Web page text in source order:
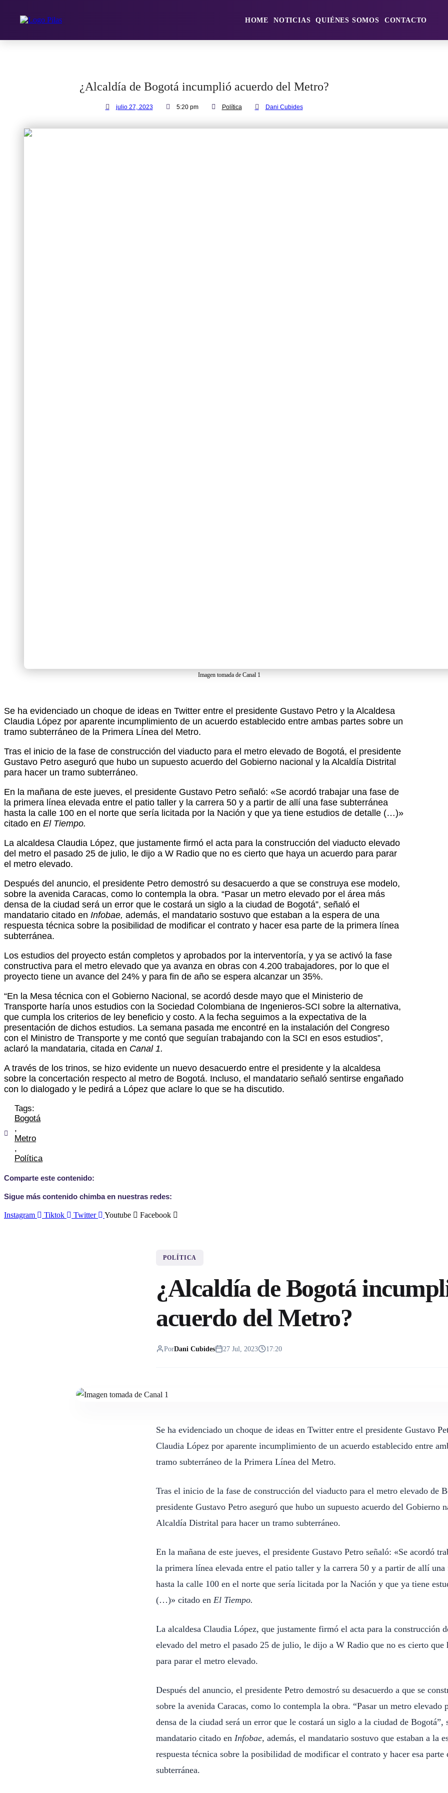
HOME NOTICIAS QUIÉNES SOMOS CONTACTO
¿Alcaldía de Bogotá incumplió acuerdo del Metro?
julio 27, 2023 5:20 pm Política Dani Cubides
Imagen tomada de Canal 1
Se ha evidenciado un choque de ideas en Twitter entre el presidente Gustavo Petro y la Alcaldesa
Claudia López por aparente incumplimiento de un acuerdo establecido entre ambas partes sobre un
tramo subterráneo de la Primera Línea del Metro.
Tras el inicio de la fase de construcción del viaducto para el metro elevado de Bogotá, el presidente
Gustavo Petro aseguró que hubo un supuesto acuerdo del Gobierno nacional y la Alcaldía Distrital
para hacer un tramo subterráneo.
En la mañana de este jueves, el presidente Gustavo Petro señaló: «Se acordó trabajar una fase de
la primera línea elevada entre el patio taller y la carrera 50 y a partir de allí una fase subterránea
hasta la calle 100 en el norte que sería licitada por la Nación y que ya tiene estudios de detalle (…)»
citado en El Tiempo.
La alcaldesa Claudia López, que justamente firmó el acta para la construcción del viaducto elevado
del metro el pasado 25 de julio, le dijo a W Radio que no es cierto que haya un acuerdo para parar
el metro elevado.
Después del anuncio, el presidente Petro demostró su desacuerdo a que se construya ese modelo,
sobre la avenida Caracas, como lo contempla la obra. “Pasar un metro elevado por el área más
densa de la ciudad será un error que le costará un siglo a la ciudad de Bogotá”, señaló el
mandatario citado en Infobae, además, el mandatario sostuvo que estaban a la espera de una
respuesta técnica sobre la posibilidad de modificar el contrato y hacer esa parte de la primera línea
subterránea.
Los estudios del proyecto están completos y aprobados por la interventoría, y ya se activó la fase
constructiva para el metro elevado que ya avanza en obras con 4.200 trabajadores, por lo que el
proyecto tiene un avance del 24% y para fin de año se espera alcanzar un 35%.
“En la Mesa técnica con el Gobierno Nacional, se acordó desde mayo que el Ministerio de
Transporte haría unos estudios con la Sociedad Colombiana de Ingenieros-SCI sobre la alternativa,
que cumpla los criterios de ley beneficio y costo. A la fecha seguimos a la expectativa de la
presentación de dichos estudios. La semana pasada me encontré en la instalación del Congreso
con el Ministro de Transporte y me contó que seguían trabajando con la SCI en esos estudios”,
aclaró la mandataria, citada en Canal 1.
A través de los trinos, se hizo evidente un nuevo desacuerdo entre el presidente y la alcaldesa
sobre la concertación respecto al metro de Bogotá. Incluso, el mandatario señaló sentirse engañado
con lo dialogado y le pedirá a López que aclare lo que se ha discutido.
Tags:
Bogotá
,
Metro
,
Política
Comparte este contenido:
Sigue más contenido chimba en nuestras redes:
Instagram Tiktok Twitter Youtube Facebook
POLÍTICA
¿Alcaldía de Bogotá
acuerdo del Metro?
PorDani Cubides 27 Jul, 2023 17:20
Se ha evidenciado un choque de ideas en Twitter entre el presidente Gustavo
Claudia López por aparente incumplimiento de un acuerdo establecido entre
tramo subterráneo de la Primera Línea del Metro.
Tras el inicio de la fase de construcción del viaducto para el metro elevado de
presidente Gustavo Petro aseguró que hubo un supuesto acuerdo del Gobierno
Alcaldía Distrital para hacer un tramo subterráneo.
En la mañana de este jueves, el presidente Gustavo Petro señaló: «Se acordó
la primera línea elevada entre el patio taller y la carrera 50 y a partir de allí una
hasta la calle 100 en el norte que sería licitada por la Nación y que ya tiene
(…)» citado en El Tiempo.
La alcaldesa Claudia López, que justamente firmó el acta para la construcción
elevado del metro el pasado 25 de julio, le dijo a W Radio que no es cierto que
para parar el metro elevado.
Después del anuncio, el presidente Petro demostró su desacuerdo a que se
sobre la avenida Caracas, como lo contempla la obra. “Pasar un metro elevado
densa de la ciudad será un error que le costará un siglo a la ciudad de Bogotá”,
mandatario citado en Infobae, además, el mandatario sostuvo que estaban a la
respuesta técnica sobre la posibilidad de modificar el contrato y hacer esa
subterránea.